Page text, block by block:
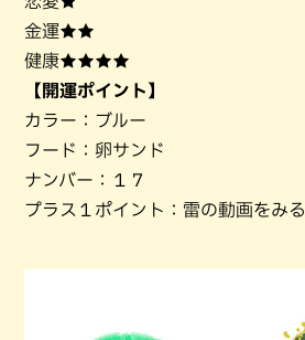
金運★★
健康★★★★
【開運ポイント】
カラー：ブルー
フード：卵サンド
ナンバー：１７
プラス１ポイント：雷の動画をみる